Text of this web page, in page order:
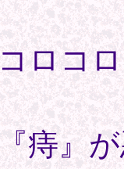
ロコ
痔』